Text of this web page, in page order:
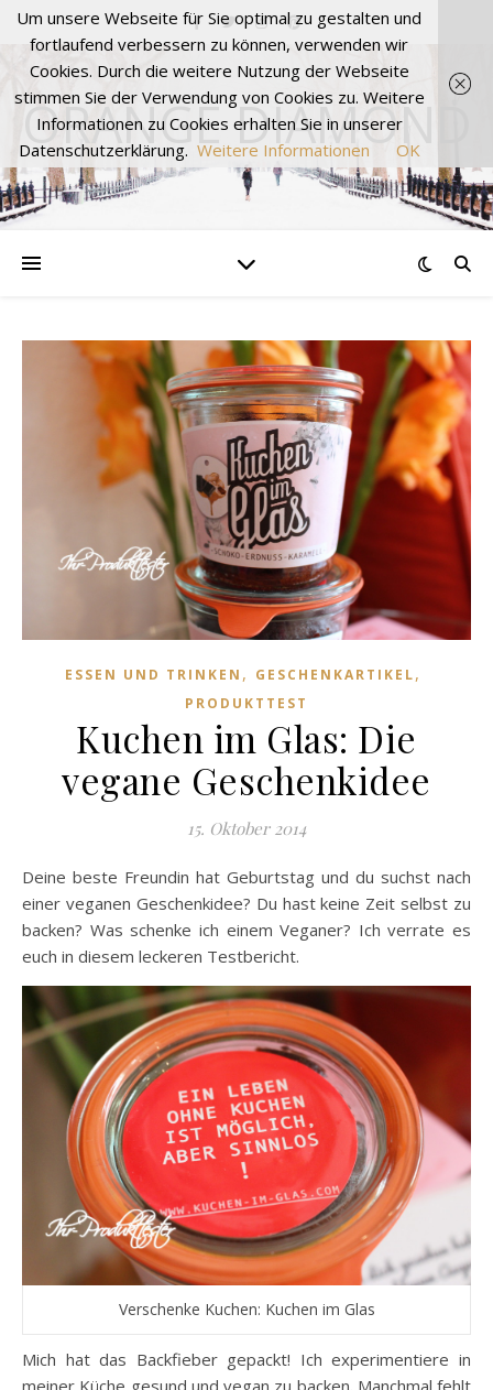
ORANGE DIAMOND
ESSEN UND TRINKEN , GESCHENKARTIKEL,
PRODUKTTEST
Kuchen im Glas: Die
vegane Geschenkidee
15. Oktober 2014
Deine beste Freundin hat Geburtstag und du suchst nach
einer veganen Geschenkidee? Du hast keine Zeit selbst zu
backen? Was schenke ich einem Veganer? Ich verrate es
euch in diesem leckeren Testbericht.
Verschenke Kuchen: Kuchen im Glas
Mich hat das Backfieber gepackt! Ich experimentiere in
Um unsere Webseite für Sie optimal zu gestalten und
fortlaufend verbessern zu können, verwenden wir
Cookies. Durch die weitere Nutzung der Webseite
stimmen Sie der Verwendung von Cookies zu. Weitere
Informationen zu Cookies erhalten Sie in unserer
Datenschutzerklärung. Weitere Informationen OK